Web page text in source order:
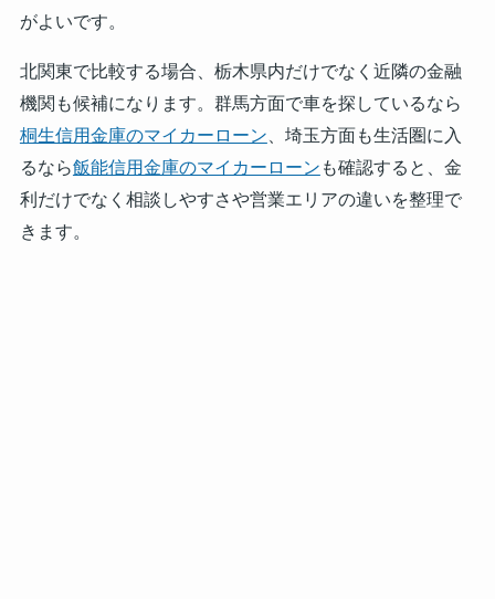
がよいです。
北関東で比較する場合、栃木県内だけでなく近隣の金融
機関も候補になります。群馬方面で車を探しているなら
桐生信用金庫のマイカーローン 、埼玉方面も生活圏に入
るなら飯能信用金庫のマイカーローン も確認すると、金
利だけでなく相談しやすさや営業エリアの違いを整理で
きます。